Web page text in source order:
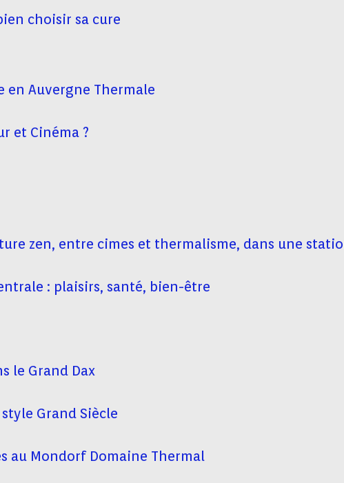
choisir sa cure
en Auvergne Thermale
et Cinéma ?
zen, entre cimes et thermalisme, dans une
: plaisirs, santé, bien-être
le Grand Dax
Grand Siècle
au Mondorf Domaine Thermal